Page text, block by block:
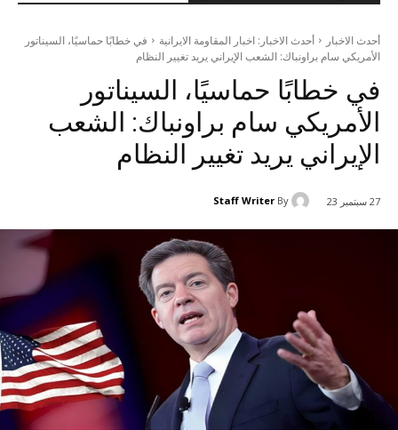
أحدث الاخبار أحدث الاخبار: اخبار المقاومة الايرانية
في خطابًا حماسيًا، السيناتور
الأمريكي سام براونباك: الشعب الإيراني يريد تغيير النظام
في خطابًا حماسيًا، السيناتور
الأمريكي سام براونباك: الشعب
الإيراني يريد تغيير النظام
27 سبتمبر 23 By
Staff Writer